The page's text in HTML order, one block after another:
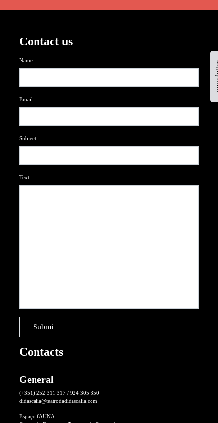
Contact us
Name
Email
Subject
Text
Contacts
General
(+351) 252 311 317 / 924 305 850
didascalia@teatrodadidascalia.com
Espaço fAUNA